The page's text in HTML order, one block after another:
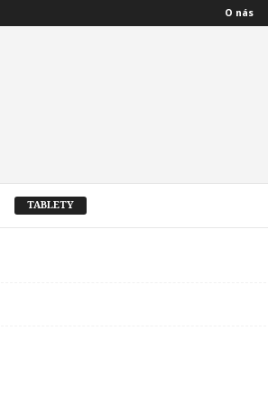
O nás
TABLETY